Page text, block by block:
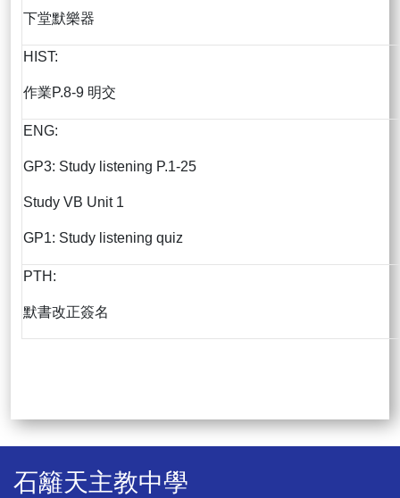
下堂默樂器
HIST:
作業P.8-9 明交
ENG:
GP3: Study listening P.1-25
Study VB Unit 1
GP1: Study listening quiz
PTH:
默書改正簽名
石籬天主教中學